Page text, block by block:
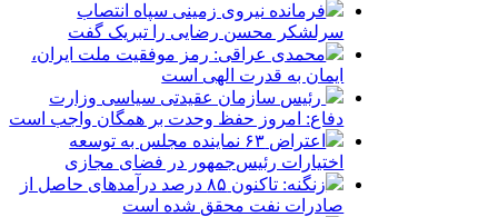
فرمانده نیروی زمینی سپاه انتصاب
سرلشکر محسن رضایی را تبریک گفت
محمدی عراقی: رمز موفقیت ملت ایران،
ایمان به قدرت الهی است
رئیس سازمان عقیدتی سیاسی وزارت
دفاع: امروز حفظ وحدت بر همگان واجب است
اعتراض ۶۳ نماینده مجلس به توسعه
اختیارات رئیس‌جمهور در فضای مجازی
زنگنه: تاکنون ۸۵ درصد درآمدهای حاصل از
صادرات نفت محقق شده است